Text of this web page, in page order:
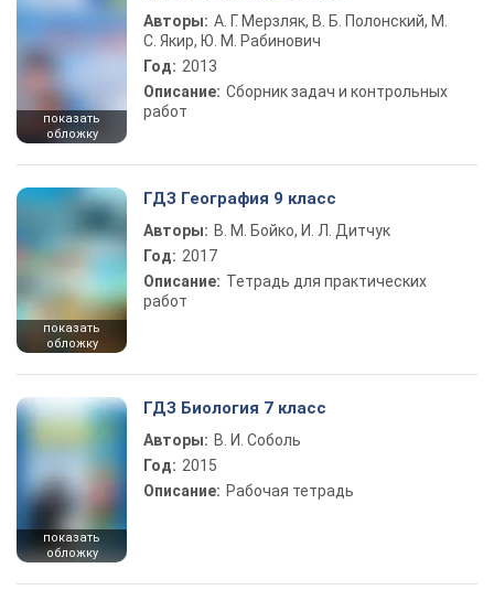
показать
обложку
Авторы: А. Г. Мерзляк, В. Б. Полонский, М.
С. Якир, Ю. М. Рабинович
Год: 2013
Описание: Сборник задач и контрольных
работ
показать
обложку
ГДЗ География 9 класс
Авторы: В. М. Бойко, И. Л. Дитчук
Год: 2017
Описание: Тетрадь для практических
работ
показать
обложку
ГДЗ Биология 7 класс
Авторы: В. И. Соболь
Год: 2015
Описание: Рабочая тетрадь